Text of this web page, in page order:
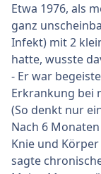
Etwa 1976, als
ganz
Infekt) mit 2
hatte, wusste
- Er war
Erkrankung bei
(So denkt nur
Nach 6
Knie und
sagte